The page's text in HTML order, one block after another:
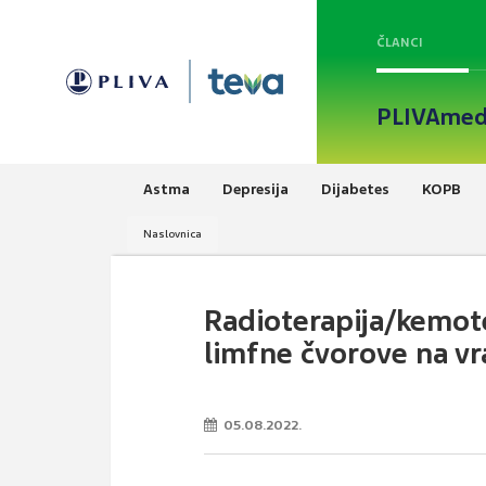
ČLANCI
Astma Depresija Dijabetes KOPB
Naslovnica
Radioterapija/
limfne čvorove na
05.08.2022.